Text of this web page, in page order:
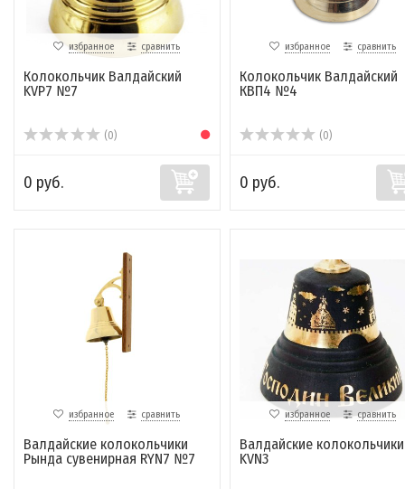
избранное сравнить
Колокольчик Валдайский
KVP7 №7
(0)
0 руб.
избранное сравнить
Колокольчик Валдайский
КВП4 №4
(0)
0 руб.
избранное сравнить
Валдайские колокольчики
Рында сувенирная RYN7 №7
избранное сравнить
Валдайские колокольчики
KVN3